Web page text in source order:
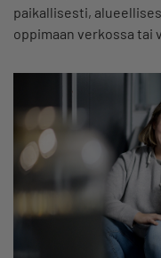
paikallisesti,
oppimaan verkossa tai